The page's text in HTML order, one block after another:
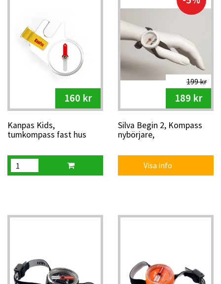
I vårt sortiment finns kända märken somSilva,Str8,Kanpas
Mästarn– alla testade av orienterare på olika nivåer.
Flera kompasser har även stöd och fäste förförstoringslupp
och finns för både höger- och vänsterhänta.
Effektiv orienteringskompass för snabba vägval och
tävlingslöpning
Finns för både höger- och vänsterhänta
Brett sortiment från nybörjare till elit
160 kr
Kanpas Kids,
tumkompass fast hus
199 kr
189 kr
Silva Begin 2, Kompass
nybörjare,
Visa info